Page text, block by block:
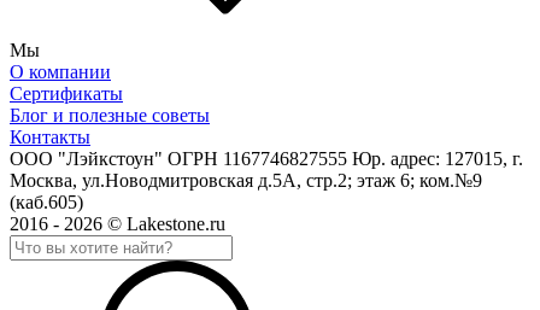
Мы
О компании
Сертификаты
Блог и полезные советы
Контакты
ООО "Лэйкстоун" ОГРН 1167746827555 Юр. адрес: 127015, г.
Москва, ул.Новодмитровская д.5А, стр.2; этаж 6; ком.№9
(каб.605)
2016 - 2026 © Lakestone.ru